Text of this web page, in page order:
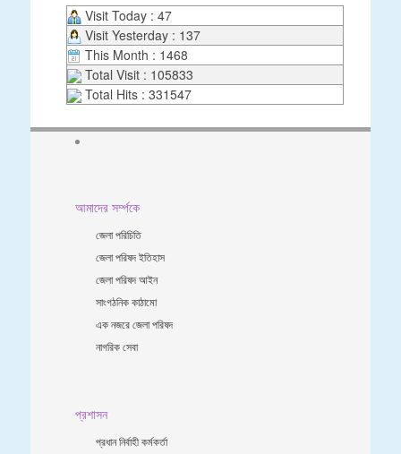
Visit Today : 47
Visit Yesterday : 137
This Month : 1468
Total Visit : 105833
Total Hits : 331547
আমাদের সর্ম্পকে
জেলা পরিচিতি
জেলা পরিষদ ইতিহাস
জেলা পরিষদ আইন
সাংগঠনিক কাঠামো
এক নজরে জেলা পরিষদ
নাগরিক সেবা
প্রশাসন
প্রধান নির্বাহী কর্মকর্তা